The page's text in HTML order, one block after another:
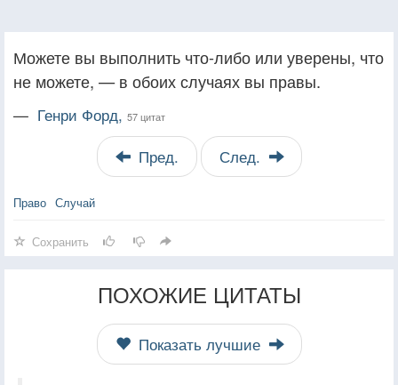
Можете вы выполнить что-либо или уверены, что
не можете, — в обоих случаях вы правы.
— Генри Форд, 57 цитат
Пред. След.
Право Случай
Сохранить
ПОХОЖИЕ ЦИТАТЫ
Показать лучшие